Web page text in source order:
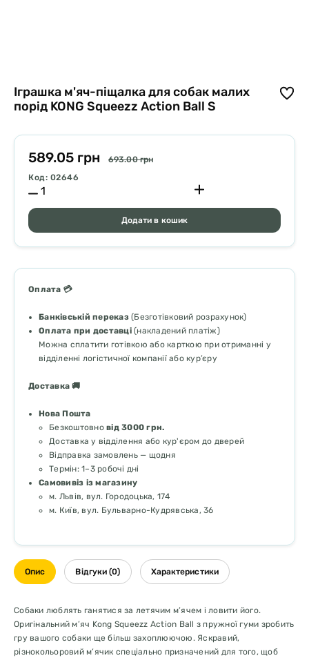
Іграшка м'яч-піщалка для собак малих
порід KONG Squeezz Action Ball S
589.05 грн
693.00 грн
Код: 02646
Додати в кошик
Оплата 💳
Банківській переказ(Безготівковий розрахунок)
Оплата при доставці(накладений платіж)
Можна сплатити готівкою або карткою при отриманні у
відділенні логістичної компанії або кур’єру
Доставка 🚚
Нова Пошта
Безкоштовно від 3000 грн.
Доставка у відділення або кур'єром до дверей
Відправка замовлень — щодня
Термін: 1–3 робочі дні
Самовивіз із магазину
м. Львів, вул. Городоцька, 174
м. Київ, вул. Бульварно-Кудрявська, 36
Опис Відгуки (0) Характеристики
Собаки люблять ганятися за летячим м’ячем і ловити його.
Оригінальний м’яч Kong Squeezz Action Ball з пружної гуми зробить
гру вашого собаки ще більш захоплюючою. Яскравий,
різнокольоровий м’ячик спеціально призначений для того, щоб